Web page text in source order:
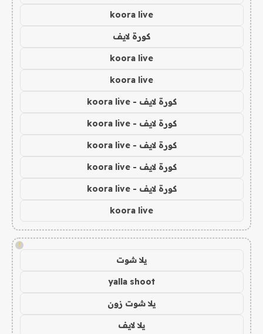
koora live
كورة لايف
koora live
koora live
كورة لايف - koora live
كورة لايف - koora live
كورة لايف - koora live
كورة لايف - koora live
كورة لايف - koora live
koora live
!
يلا شوت
yalla shoot
يلا شوت زون
يلا لايف